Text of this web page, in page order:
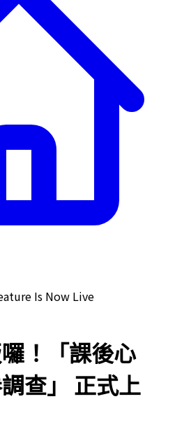
Is Now Live
！「課後心
查」 正式上